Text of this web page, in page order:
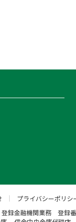
プライバシーポリシ
録金融機関業務 登録